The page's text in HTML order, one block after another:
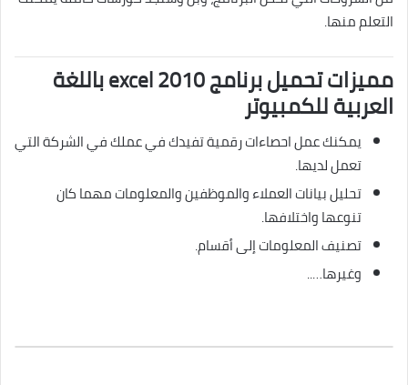
التعلم منها.
مميزات تحميل برنامج excel 2010 باللغة
العربية للكمبيوتر
يمكنك عمل احصاءات رقمية تفيدك في عملك في الشركة التي
تعمل لديها.
تحليل بيانات العملاء والموظفين والمعلومات مهما كان
تنوعها واختلافها.
تصنيف المعلومات إلى أقسام.
وغيرها…..